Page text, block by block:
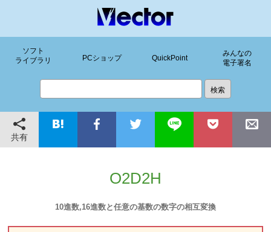
ソフト
ライブラリ
PCショップ QuickPoint
みんなの
電子署名
共有
O2D2H
10進数,16進数と任意の基数の数字の相互変換